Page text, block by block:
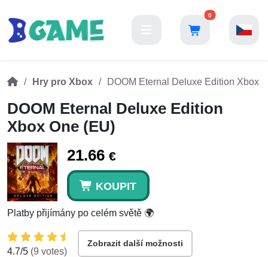
0
Hry pro Xbox DOOM Eternal Deluxe Edition Xbox
DOOM Eternal Deluxe Edition
Xbox One (EU)
21.66 €
KOUPIT
Platby přijímány po celém světě 🌍
4.7/5 (9 votes)
Zobrazit další možnosti